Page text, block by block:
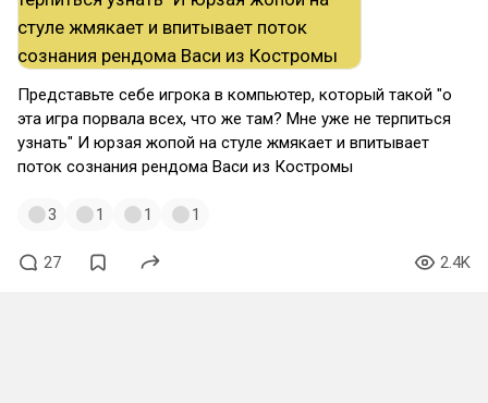
Представьте себе игрока в компьютер, который такой "о
эта игра порвала всех, что же там? Мне уже не терпиться
узнать" И юрзая жопой на стуле жмякает и впитывает
поток сознания рендома Васи из Костромы
3 1 1 1
27 2.4K